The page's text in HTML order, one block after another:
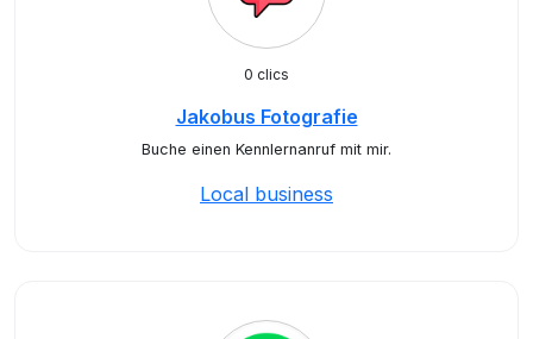
0 clics
Jakobus Fotografie
Buche einen Kennlernanruf mit mir.
Local business